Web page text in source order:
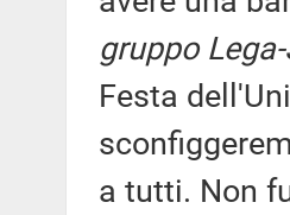
gruppo
Festa
a tutti. Non